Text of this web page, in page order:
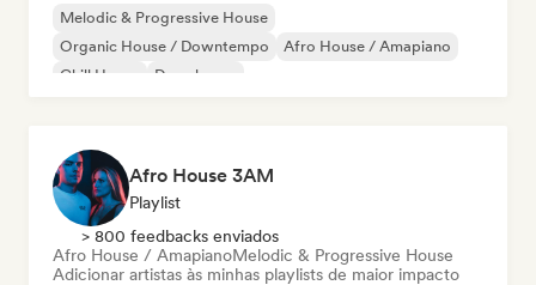
Melodic & Progressive House
Organic House / Downtempo
Afro House / Amapiano
Chill House
Deep house
Afro House 3AM
Playlist
> 800 feedbacks enviados
Afro House / AmapianoMelodic & Progressive House
Adicionar artistas às minhas playlists de maior impacto